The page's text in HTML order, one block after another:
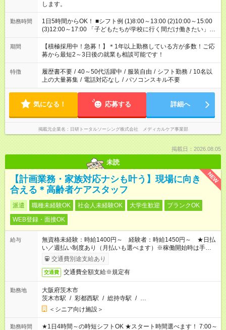
します。
勤務時間
1日5時間からOK！ ■シフト例 (1)8:00～13:00 (2)10:00～15:00
(3)12:00～17:00 「子どもたちが学校に行く間だけ働きたい」
「余裕を持って夕飯の準備がしたい」 「午前中は働いて、午後
はプライベートの時間にしたい」 など、ご希望を教えてくださ
いね。 ※Wワーク希望の方へ 今ご覧のお仕事で希望する勤務時
間と、もう1つのお仕事の勤務時間。 合計で週40時間を超える
場合は応募できません。
期間
【積極採用中！急募！】＊1年以上勤務している方が多数！ご応
募から最短2～3日後の就業も相談可能です！
特徴 履歴書不要 / 40～50代活躍中 / 服装自由 / シフト勤務 / 10名以
上の大量募集 / 電話対応なし / パソコンスキル不要
気になる！ 応募する 詳細へ
掲載元企業名 日研トータルソーシング株式会社 メディカルケア事業部
掲載日：2026.08.05
未読
NEW
【計画業務・家族対応ナシも叶う】現場に向き
合える＊高齢者ケアスタッフ
派遣 職種未経験OK 社会人未経験OK 大学生歓迎
ブランクOK
WEB登録・面接OK
給与
無資格未経験：時給1400円～ 経験者：時給1450円～ ★日払
い／週払い制度あり（月払いも選べます）※稼働開始時は手続き
完了次第のお支払いとなります。
交通費別途支給あり
交通費 交通費全額支給※規定有
勤務地
大阪府茨木市
茨木市駅 / 彩都西駅 / 総持寺駅 / …
＜シニア向け施設＞
勤務時間 ★1日4時間～の時短シフトOK ★スタート時間選べます！ 7:00～